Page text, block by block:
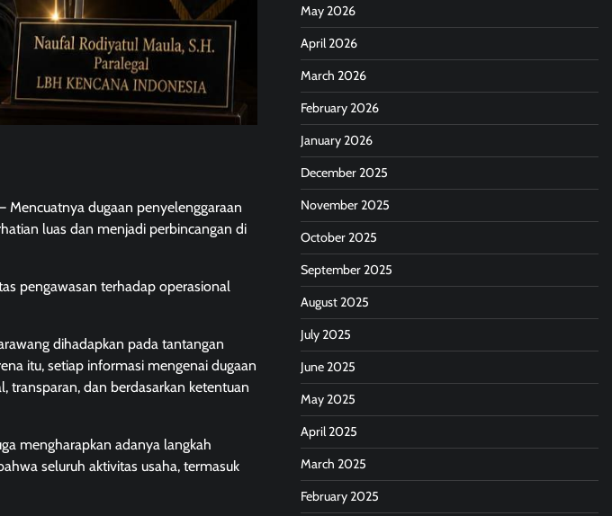
Mencuatnya dugaan penyelenggaraan
luas dan menjadi perbincangan di
pengawasan terhadap operasional
dihadapkan pada tantangan
itu, setiap informasi mengenai dugaan
transparan, dan berdasarkan ketentuan
mengharapkan adanya langkah
seluruh aktivitas usaha, termasuk
May 2026
April 2026
March 2026
February 2026
January 2026
December 2025
November 2025
October 2025
September 2025
August 2025
July 2025
June 2025
May 2025
April 2025
March 2025
February 2025